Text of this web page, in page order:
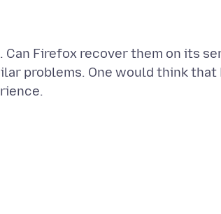
Firefox recover them on its
problems. One would think that